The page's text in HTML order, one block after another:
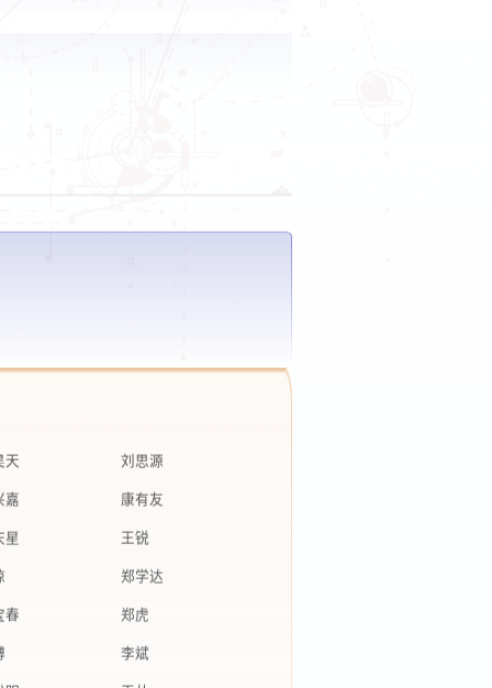
嘉
康有友
星
王锐
郑学达
郑虎
李斌
王丛